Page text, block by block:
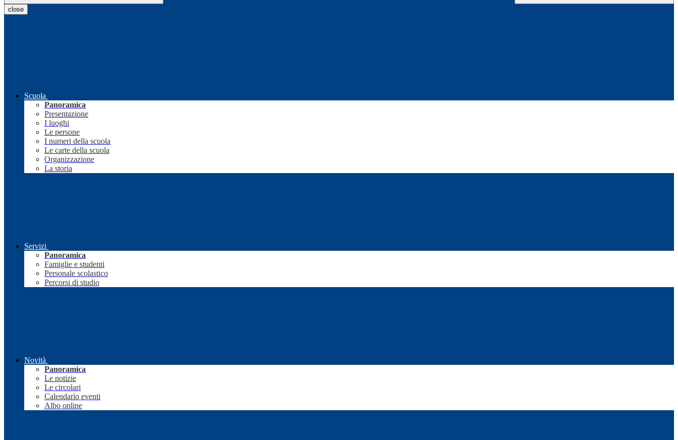
close
Scuola
Panoramica
Presentazione
I luoghi
Le persone
I numeri della scuola
Le carte della scuola
Organizzazione
La storia
Servizi
Panoramica
Famiglie e studenti
Personale scolastico
Percorsi di studio
Novità
Panoramica
Le notizie
Le circolari
Calendario eventi
Albo online